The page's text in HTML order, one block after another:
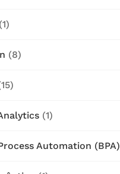
(8)
(1)
Automation (BPA)